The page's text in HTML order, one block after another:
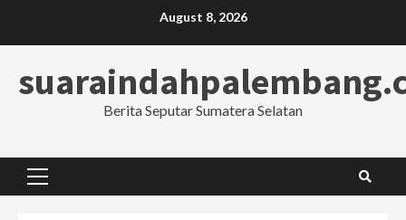
August 8, 2026
Berita Seputar Sumatera Selatan
Primary